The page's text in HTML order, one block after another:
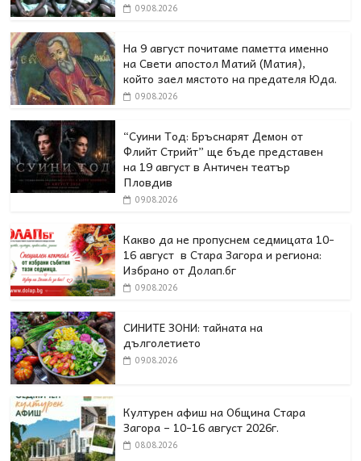
09.08.2026
На 9 август почитаме паметта именно
на Свети апостол Матий (Матия),
който заел мястото на предателя Юда.
09.08.2026
“Суини Тод: Бръснарят Демон от
Флийт Стрийт” ще бъде представен
на 19 август в Античен театър
Пловдив
09.08.2026
Какво да не пропуснем седмицата 10-
16 август в Стара Загора и региона:
Избрано от Долап.бг
09.08.2026
СИНИТЕ ЗОНИ: тайната на
дълголетието
09.08.2026
Културен афиш на Община Стара
Загора – 10-16 август 2026г.
08.08.2026